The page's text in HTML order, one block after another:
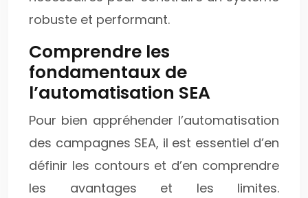
robuste et performant.
Comprendre les
fondamentaux de
l’automatisation SEA
Pour bien appréhender l’automatisation
des campagnes SEA, il est essentiel d’en
définir les contours et d’en comprendre
les avantages et les limites.